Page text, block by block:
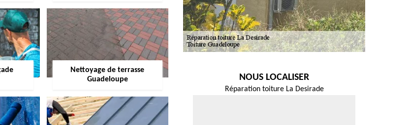
Nettoyage de terrasse
Guadeloupe
NOUS LOCALISER
Réparation toiture La Desirade